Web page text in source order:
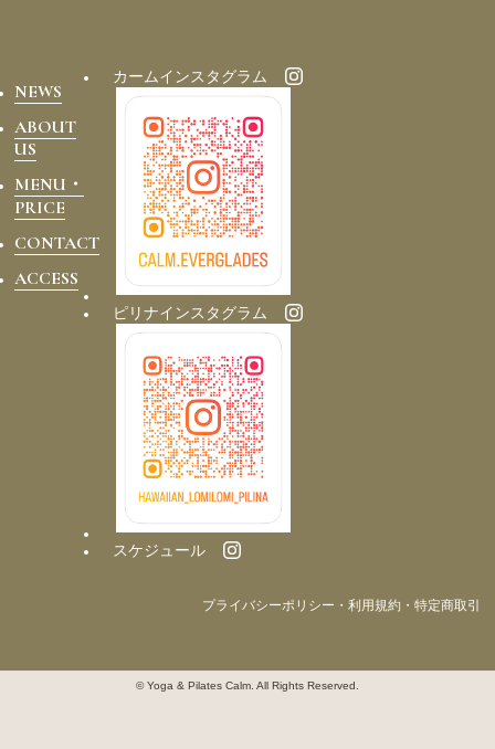
NEWS
ABOUT
US
MENU・
PRICE
CONTACT
ACCESS
カームインスタグラム
ピリナインスタグラム
スケジュール
プライバシーポリシー・利用規約・特定商取引
© Yoga & Pilates Calm. All Rights Reserved.